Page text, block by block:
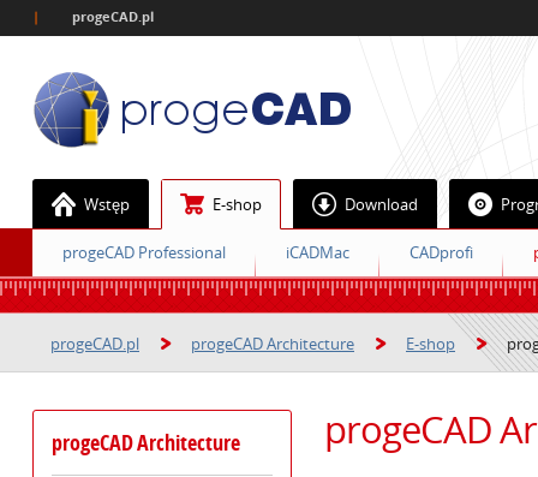
| progeCAD.pl
Wstęp E-shop
progeCAD Professional iCADMac CADprofi
Download
progeCAD.pl progeCAD Architecture E-shop
progeCAD
progeCAD Architecture